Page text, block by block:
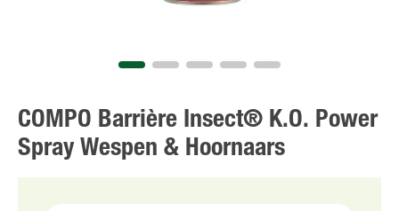
COMPO Barrière Insect® K.O. Power
Spray Wespen & Hoornaars